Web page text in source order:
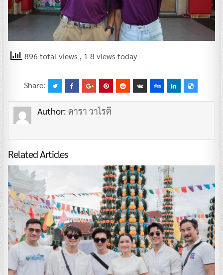
896 total views , 1 8 views today
Share:
Author: ดารา วาไรตี้
Related Articles